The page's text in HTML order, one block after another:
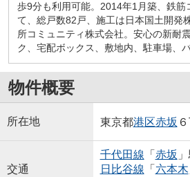
歩9分も利用可能。2014年1月築、鉄筋
て、総戸数82戸、施工は日本国土開発
所コミュニティ株式会社。安心の新耐
ク、宅配ボックス、敷地内、駐車場、
物件概要
所在地 東京都港区赤坂
交通
千代田線 「 赤坂
日比谷線 「 六本木